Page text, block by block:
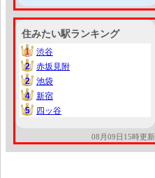
住みたい駅ランキング
1
1
渋谷
2
2
赤坂見附
2
2
池袋
4
4
新宿
5
5 四ッ谷
08月09日15時更新